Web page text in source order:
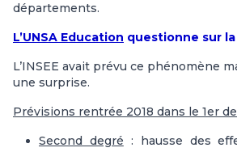
départements.
L’UNSA Education questionne sur
L’INSEE avait prévu ce phénomène
une surprise.
Prévisions rentrée 2018 dans le 1er
Second degré : hausse des